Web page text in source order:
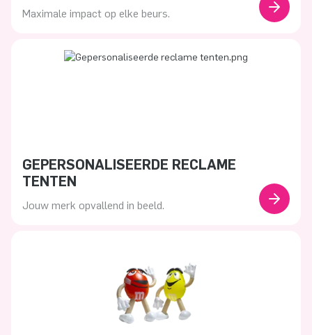
Maximale impact op elke beurs.
GEPERSONALISEERDE RECLAME
TENTEN
Jouw merk opvallend in beeld.